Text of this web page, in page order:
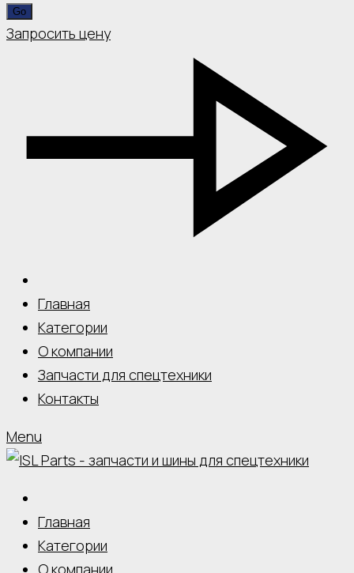
Запросить цену
Главная
Категории
О компании
Запчасти для спецтехники
Контакты
Menu
Главная
Категории
О компании